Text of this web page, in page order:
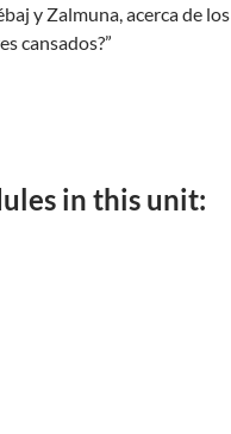
y Zalmuna, acerca de
cansados?”
in this unit: